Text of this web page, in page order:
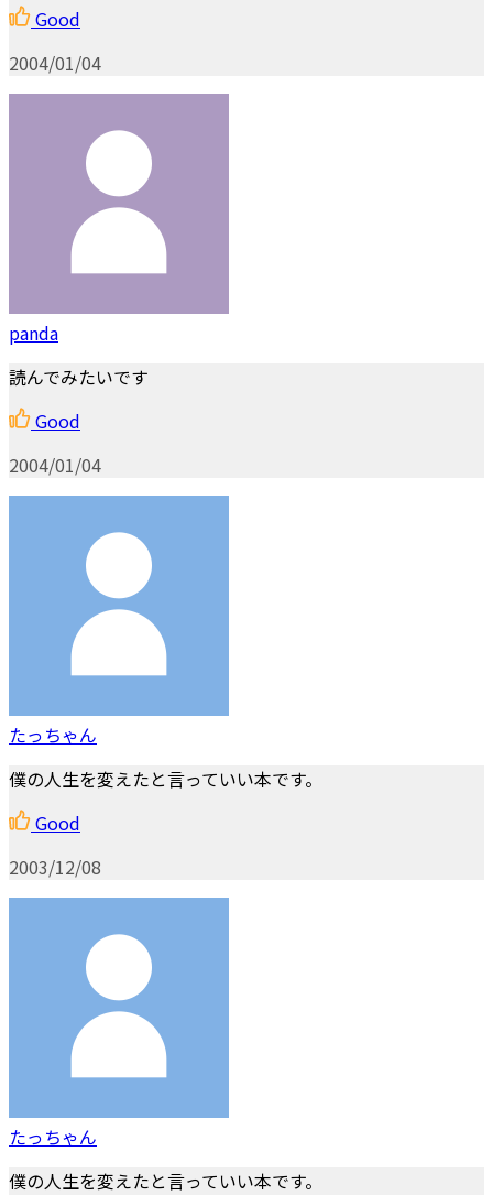
Good
2004/01/04
panda
読んでみたいです
Good
2004/01/04
たっちゃん
僕の人生を変えたと言っていい本です。
Good
2003/12/08
たっちゃん
僕の人生を変えたと言っていい本です。